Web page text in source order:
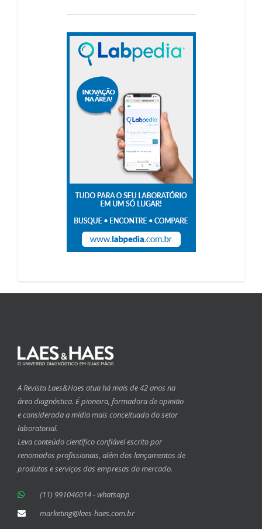
A Revista Laes&Haes atua há mais de 42 anos na
área diagnóstica. É pioneira, formadora de opinião
e considerada a mídia mais conceituada do setor
laboratorial.
Leva conteúdo científico confiável escrito por
renomados profissionais, além dos lançamentos de
produtos e serviços das empresas do mercado.
(11) 991046014 - whatsapp
marketing@laes-haes.com.br